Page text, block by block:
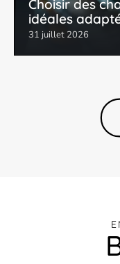
Choisir des
idéales
31 juillet 2026